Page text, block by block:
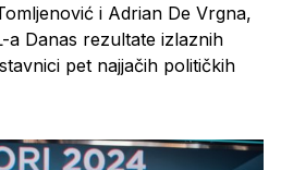
i Adrian De Vrgna,
a Danas rezultate izlaznih
pet najjačih političkih